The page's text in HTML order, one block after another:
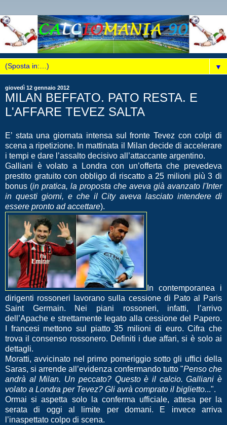
▼
giovedì 12 gennaio 2012
MILAN BEFFATO. PATO RESTA. E
L'AFFARE TEVEZ SALTA
E’ stata una giornata intensa sul fronte Tevez con colpi di
scena a ripetizione. In mattinata il Milan decide di accelerare
i tempi e dare l’assalto decisivo all’attaccante argentino.
Galliani è volato a Londra con un’offerta che prevedeva
prestito gratuito con obbligo di riscatto a 25 milioni più 3 di
bonus (in pratica, la proposta che aveva già avanzato l'Inter
in questi giorni, e che il City aveva lasciato intendere di
essere pronto ad accettare).
In contemporanea i
dirigenti rossoneri lavorano sulla cessione di Pato al Paris
Saint Germain. Nei piani rossoneri, infatti, l’arrivo
dell’Apache e strettamente legato alla cessione del Papero.
I francesi mettono sul piatto 35 milioni di euro. Cifra che
trova il consenso rossonero. Definiti i due affari, si è solo ai
dettagli.
Moratti, avvicinato nel primo pomeriggio sotto gli uffici della
Saras, si arrende all’evidenza confermando tutto "Penso che
andrà al Milan. Un peccato? Questo è il calcio. Galliani è
volato a Londra per Tevez? Gli avrà comprato il biglietto...".
Ormai si aspetta solo la conferma ufficiale, attesa per la
serata di oggi al limite per domani. E invece arriva
l’inaspettato colpo di scena.